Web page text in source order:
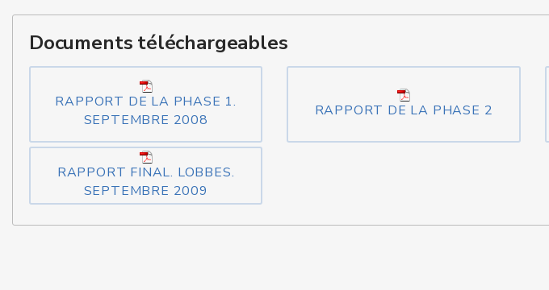
Documents téléchargeables
RAPPORT DE LA PHASE 1.
SEPTEMBRE 2008
RAPPORT DE LA PHASE 2
RAPPORT FINAL. LOBBES.
SEPTEMBRE 2009